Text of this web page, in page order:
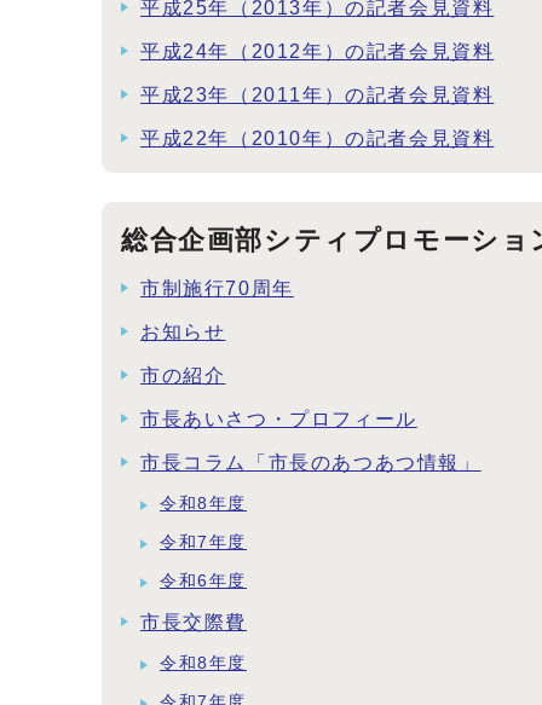
平成25年（2013年）の記者会見資料
平成24年（2012年）の記者会見資料
平成23年（2011年）の記者会見資料
平成22年（2010年）の記者会見資料
総合企画部シティプロモーショ
市制施行70周年
お知らせ
市の紹介
市長あいさつ・プロフィール
市長コラム「市長のあつあつ情報」
令和8年度
令和7年度
令和6年度
市長交際費
令和8年度